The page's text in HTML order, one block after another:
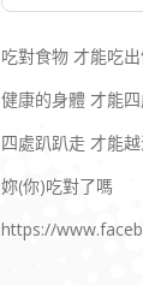
吃對食物 才能吃
健康的身體 才能
四處趴趴走 才能
妳(你)吃對了嗎
https://